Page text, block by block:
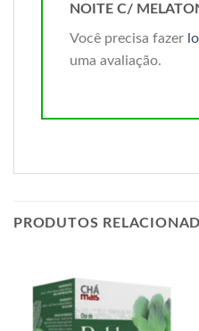
NOITE C/
Você precisa fazer
uma avaliação.
PRODUTOS